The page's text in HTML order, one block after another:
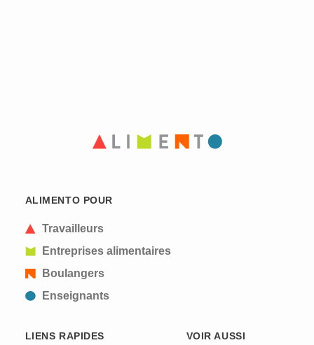
ALIMENTO POUR
Travailleurs
Entreprises alimentaires
Boulangers
Enseignants
LIENS RAPIDES VOIR AUSSI